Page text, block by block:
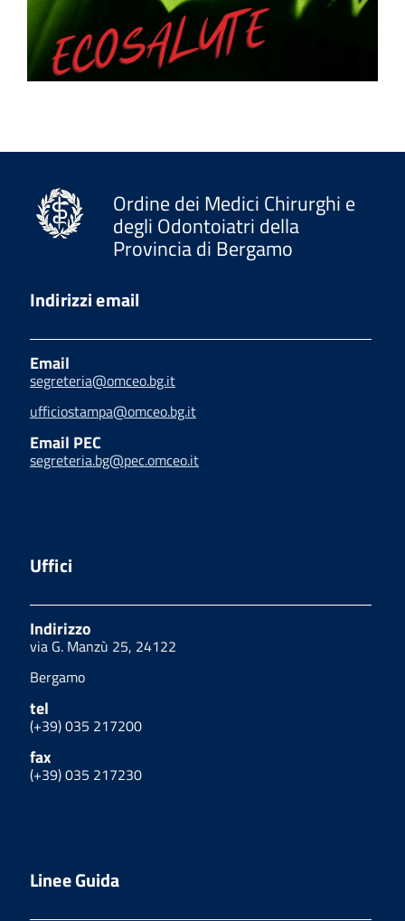
Ordine dei Medici Chirurghi e
degli Odontoiatri della
Provincia di Bergamo
Indirizzi email
Email
segreteria@omceo.bg.it
ufficiostampa@omceo.bg.it
Email PEC
segreteria.bg@pec.omceo.it
Uffici
Indirizzo
via G. Manzù 25, 24122
Bergamo
tel
(+39) 035 217200
fax
(+39) 035 217230
Linee Guida